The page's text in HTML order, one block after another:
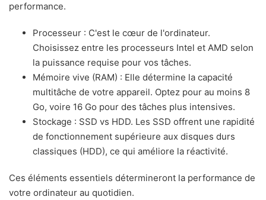
performance.
Processeur : C'est le cœur de l'ordinateur.
Choisissez entre les processeurs Intel et AMD selon
la puissance requise pour vos tâches.
Mémoire vive (RAM) : Elle détermine la capacité
multitâche de votre appareil. Optez pour au moins 8
Go, voire 16 Go pour des tâches plus intensives.
Stockage : SSD vs HDD. Les SSD offrent une rapidité
de fonctionnement supérieure aux disques durs
classiques (HDD), ce qui améliore la réactivité.
Ces éléments essentiels détermineront la performance de
votre ordinateur au quotidien.